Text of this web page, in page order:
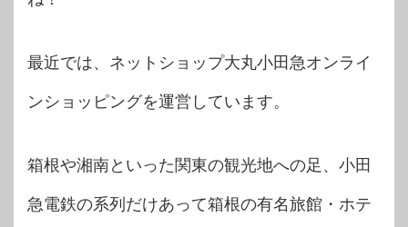
最近では、ネットショップ大丸小田急オンライ
ンショッピングを運営しています。
箱根や湘南といった関東の観光地への足、小田
急電鉄の系列だけあって箱根の有名旅館・ホテ